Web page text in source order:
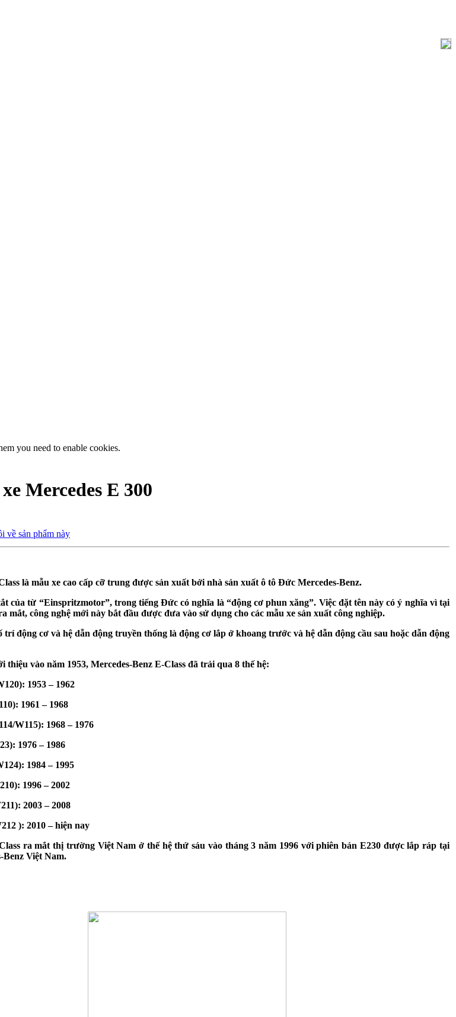
you need to enable cookies.
Mercedes E 300
về sản phẩm này
là mẫu xe cao cấp cỡ trung được sản xuất bởi nhà sản xuất ô tô Đức Mercedes-Benz.
của từ “Einspritzmotor”, trong tiếng Đức có nghĩa là “động cơ phun xăng”. Việc đặt tên này có ý nghĩa vì tại
mắt, công nghệ mới này bắt đầu được đưa vào sử dụng cho các mẫu xe sản xuất công nghiệp.
trí động cơ và hệ dẫn động truyền thống là động cơ lắp ở khoang trước và hệ dẫn động cầu sau hoặc dẫn động
thiệu vào năm 1953, Mercedes-Benz E-Class đã trải qua 8 thế hệ:
1953 – 1962
1961 – 1968
W115): 1968 – 1976
1976 – 1986
1984 – 1995
1996 – 2002
2003 – 2008
): 2010 – hiện nay
ra mắt thị trường Việt Nam ở thế hệ thứ sáu vào tháng 3 năm 1996 với phiên bản E230 được lắp ráp tại
Benz Việt Nam.